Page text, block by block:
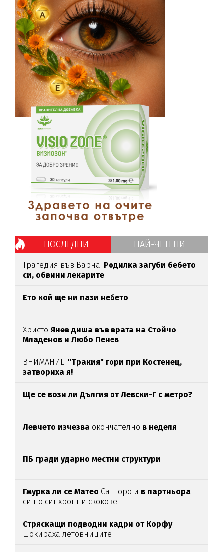
ПОСЛЕДНИ НАЙ-ЧЕТЕНИ
Трагедия във Варна: Родилка загуби бебето
си, обвини лекарите
Ето кой ще ни пази небето
Христо Янев диша във врата на Стойчо
Младенов и Любо Пенев
ВНИМАНИЕ: "Тракия" гори при Костенец,
затвориха я!
Ще се вози ли Дългия от Левски-Г с метро?
Левчето изчезва окончателно в неделя
ПБ гради ударно местни структури
Гмурка ли се Матео Санторо и в партньора
си по синхронни скокове
Стряскащи подводни кадри от Корфу
шокираха летовниците